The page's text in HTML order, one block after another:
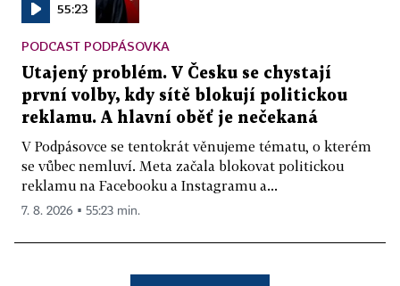
55:23
PODCAST PODPÁSOVKA
Utajený problém. V Česku se chystají
první volby, kdy sítě blokují politickou
reklamu. A hlavní oběť je nečekaná
V Podpásovce se tentokrát věnujeme tématu, o kterém
se vůbec nemluví. Meta začala blokovat politickou
reklamu na Facebooku a Instagramu a...
7. 8. 2026 ▪ 55:23 min.